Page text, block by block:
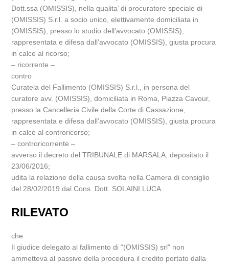
Dott.ssa (OMISSIS), nella qualita’ di procuratore speciale di
(OMISSIS) S.r.l. a socio unico, elettivamente domiciliata in
(OMISSIS), presso lo studio dell’avvocato (OMISSIS),
rappresentata e difesa dall’avvocato (OMISSIS), giusta procura
in calce al ricorso;
– ricorrente –
contro
Curatela del Fallimento (OMISSIS) S.r.l., in persona del
curatore avv. (OMISSIS), domiciliata in Roma, Piazza Cavour,
presso la Cancelleria Civile della Corte di Cassazione,
rappresentata e difesa dall’avvocato (OMISSIS), giusta procura
in calce al controricorso;
– controricorrente –
avverso il decreto del TRIBUNALE di MARSALA, depositato il
23/06/2016;
udita la relazione della causa svolta nella Camera di consiglio
del 28/02/2019 dal Cons. Dott. SOLAINI LUCA.
RILEVATO
che:
Il giudice delegato al fallimento di “(OMISSIS) srl” non
ammetteva al passivo della procedura il credito portato dalla